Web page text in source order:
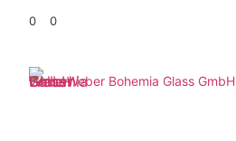
0 0
Weber Bohemia Glass GmbH